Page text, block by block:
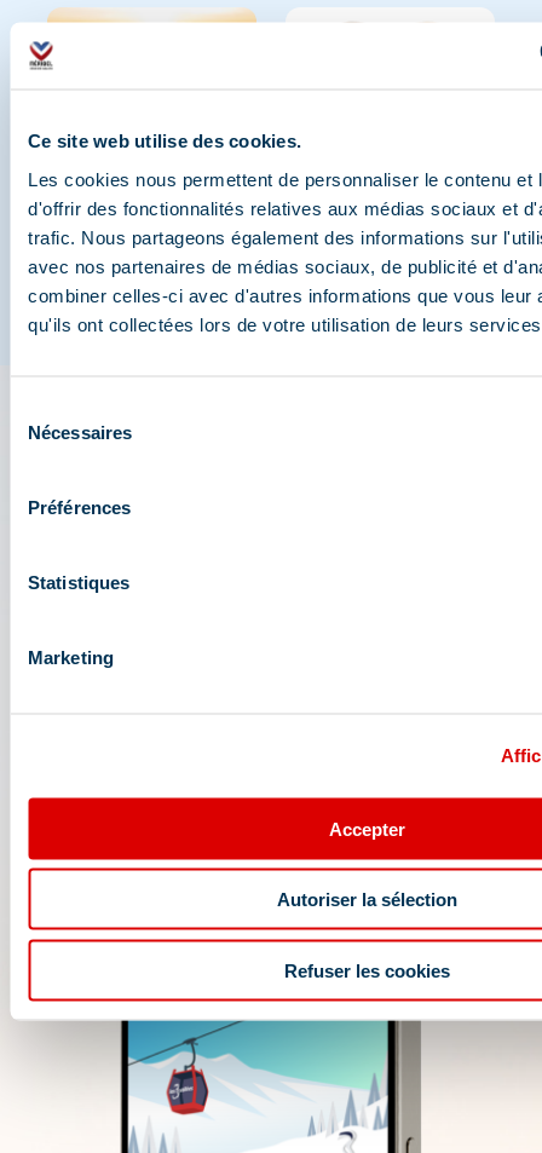
Ce site web utilise des cookies.
Les cookies nous permettent de personnaliser le contenu et
d'offrir des fonctionnalités relatives aux médias sociaux et
trafic. Nous partageons également des informations sur
avec nos partenaires de médias sociaux, de publicité et
combiner celles-ci avec d'autres informations que vous leur
qu'ils ont collectées lors de votre utilisation de leurs
Nécessaires
Préférences
Statistiques
Marketing
Accepter
Autoriser la sélection
Refuser les cookies
L'appli 3 Vallées : votre
station : plan, événements, activités, restaurants,
skiable des 3 Vallées : conditions d'ouverture,